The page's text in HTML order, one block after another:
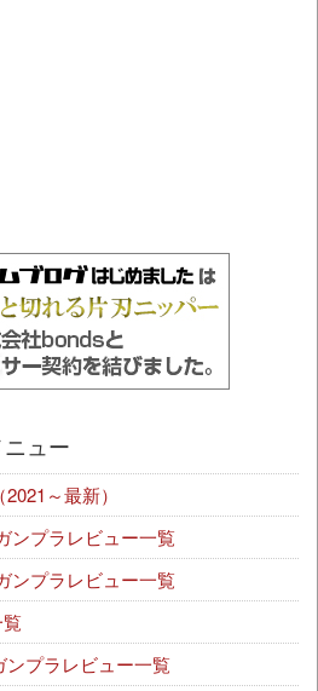
ュー
～最新）
ンプラレビュー一覧
ンプラレビュー一覧
プラレビュー一覧